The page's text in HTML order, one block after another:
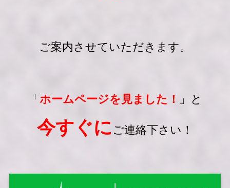
ご案内させていただきます。
「 ホームページを見ました！ 」と
今すぐに ご連絡下さい！